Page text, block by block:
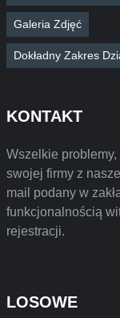
Galeria Zdjęć
Dokładny Zakres
KONTAKT
Wszelkie
swojej firmy z
mail podany w
funkcjonalnością
rejestracji.
LOSOWE